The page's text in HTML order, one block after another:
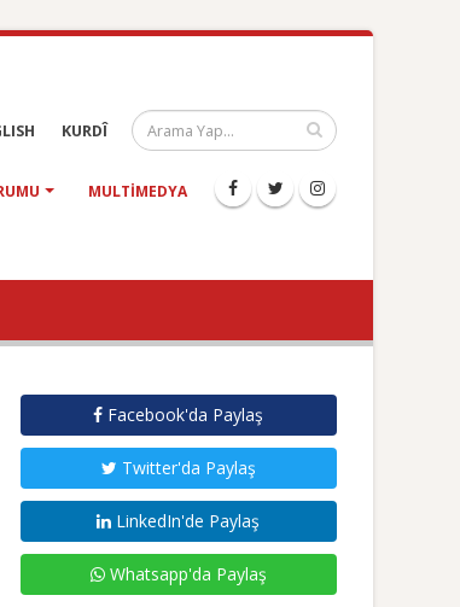
KURDÎ
MULTIMEDYA
Facebook'da Paylaş
Twitter'da Paylaş
LinkedIn'de Paylaş
Whatsapp'da Paylaş